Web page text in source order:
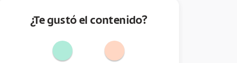
¿Te gustó el contenido?